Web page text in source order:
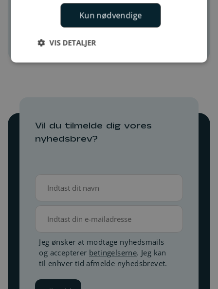
Telefon til 8929 2923
Vil du tilmelde dig vores
nyhedsbrev?
(Påkrævet)
mail
Betingelser
(Påkrævet)
Jeg ønsker at modtage nyhedsmails
og accepterer betingelserne. Jeg kan
til enhver tid afmelde nyhedsbrevet.
Kun nødvendige
VIS DETALJER